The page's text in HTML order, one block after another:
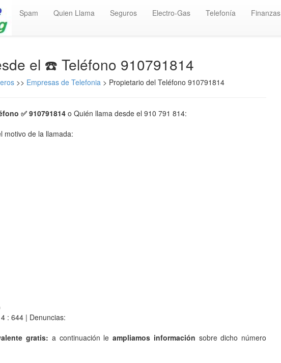
Spam Quien Llama Seguros Electro-Gas Telefonía Finanzas
el ☎️ Teléfono 910791814
>> Empresas de Telefonia > Propietario del Teléfono 910791814
✅ 910791814 o Quién llama desde el 910 791 814:
motivo de la llamada:
: 644 | Denuncias:
gratis: a continuación le ampliamos información sobre dicho número